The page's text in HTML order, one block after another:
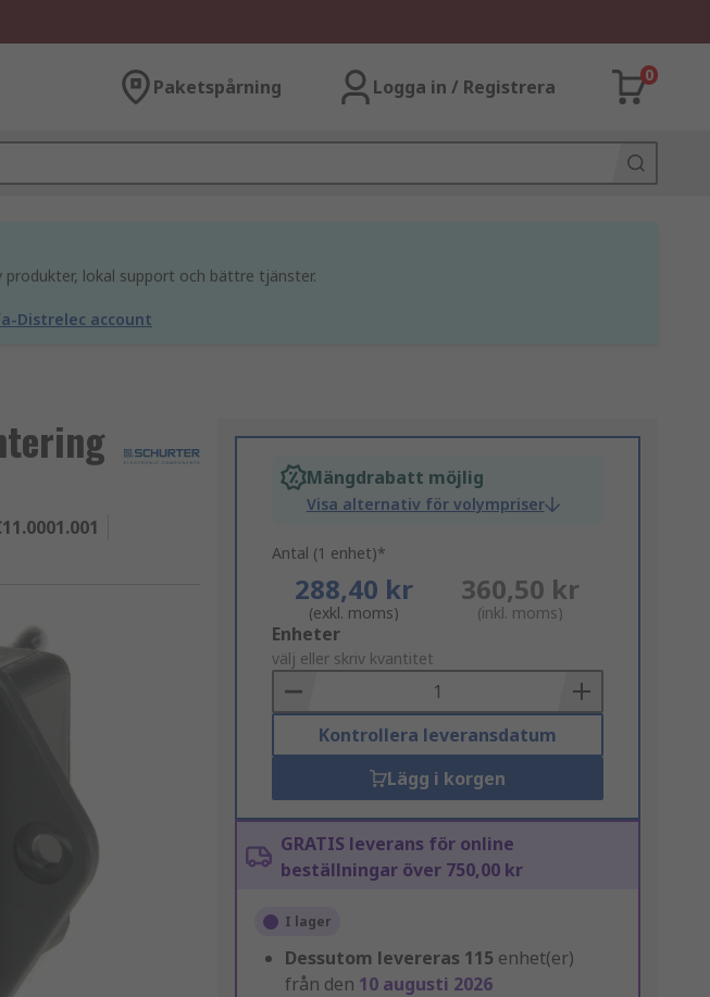
Paketspårning Logga in / Registrera
0
lokal support och bättre tjänster.
Distrelec account
Mängdrabatt möjlig
Visa alternativ för volympriser
Antal (1 enhet)*
288,40 kr
(exkl. moms)
360,50 kr
(inkl. moms)
Add
to
Basket
Enheter
välj eller skriv kvantitet
Kontrollera leveransdatum
Lägg i korgen
GRATIS leverans för online
beställningar över 750,00 kr
I lager
Dessutom levereras 115 enhet(er)
från den 10 augusti 2026